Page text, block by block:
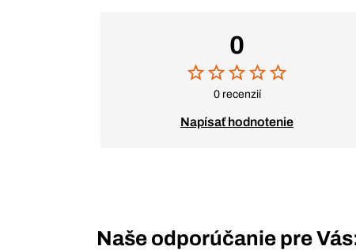
0
0 recenzií
Napísať hodnotenie
Naše odporúčanie pre